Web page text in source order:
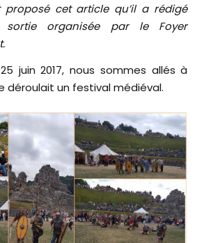
proposé cet article qu’il a rédigé
organisée par le Foyer
juin 2017, nous sommes allés à
déroulait un festival médiéval.